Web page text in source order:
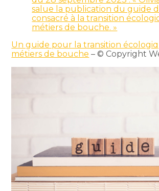
salue la publication du guide
consacré à la transition
métiers de bouche. »
Un guide pour la transition
métiers de bouche – © Copyright